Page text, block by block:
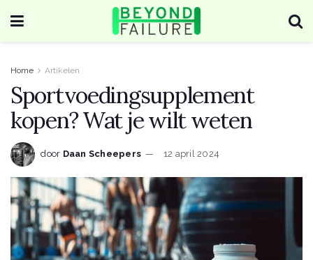
Home Artikelen
Sportvoedingsupplement
kopen? Wat je wilt weten
door Daan Scheepers 12 april 2024